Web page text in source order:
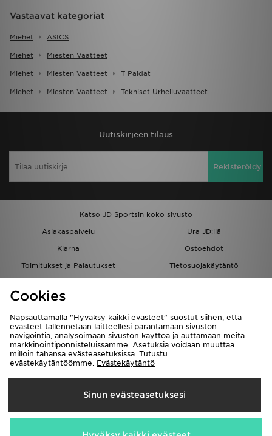
Vastaavat kategoriat
Miehet ASICS
Miehet Miesten Vaatteet
Miehet Miesten Vaatteet T Paidat
Miehet Miesten Vaatteet Tekniset Urheiluvaatteet
Uutiskirjeen tilaus
Rekisteröidy
Katso JD Sportsin koko sivusto
Asiakaspalvelu
Ura JD:llä
Klarna
Ostoehdot
Toimitukset ja Palautukset
Tietosuojakäytäntö
Löydä myymälä
Kumppanuusohjelma
JD Blog
Toimitetaan
Suomi
Me hyväksymme seuraavat maksutavat
Cookies
Napsauttamalla "Hyväksy kaikki evästeet" suostut siihen, että
evästeet tallennetaan laitteellesi parantamaan sivuston
navigointia, analysoimaan sivuston käyttöä ja auttamaan meitä
markkinointiponnisteluissamme. Asetuksia voidaan muuttaa
milloin tahansa evästeasetuksissa. Tutustu
evästekäytäntöömme. Evästekäytäntö
Sinun evästeasetuksesi